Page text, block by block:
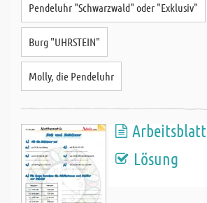
Pendeluhr "Schwarzwald" oder "Exklusiv"
Burg "UHRSTEIN"
Molly, die Pendeluhr
Arbeitsblatt
Lösung